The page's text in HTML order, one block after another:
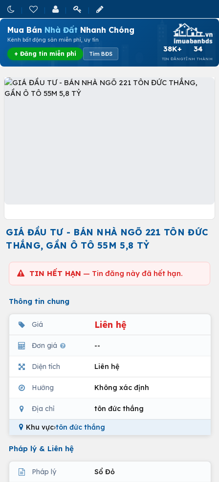
Mua Bán Nhà Đất Nhanh Chóng
Kênh bất động sản miễn phí, uy tín
+ Đăng tin miễn phí Tìm BĐS
38K+
TIN ĐĂNG
34
TỈNH THÀNH
GIÁ ĐẦU TƯ - BÁN NHÀ NGÕ 221 TÔN ĐỨC
THẮNG, GẦN Ô TÔ 55M 5,8 TỶ
TIN HẾT HẠN — Tin đăng này đã hết hạn.
Thông tin chung
Giá Liên hệ
Đơn giá --
Diện tích Liên hệ
Hướng Không xác định
Địa chỉ tôn đức thắng
Khu vực›tôn đức thắng
Pháp lý & Liên hệ
Pháp lý Sổ Đỏ